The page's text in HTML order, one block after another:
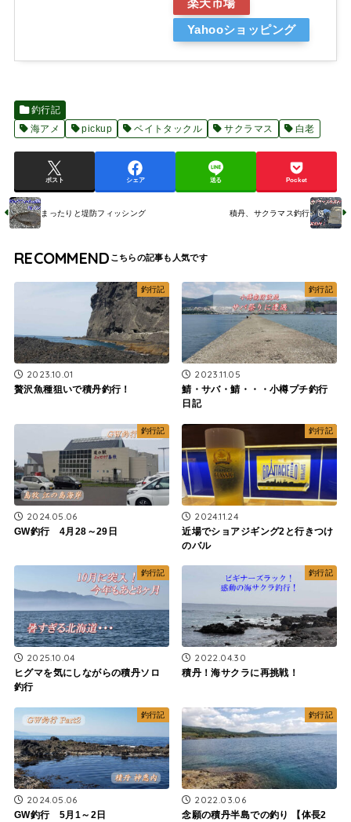
楽天市場
Yahooショッピング
釣行記
海アメ
pickup ベイトタックル サクラマス 白老
ポスト シェア 送る Pocket
まったりと堤防フィッシング 積丹、サクラマス釣行
RECOMMEND
釣行記
2023.10.01
贅沢魚種狙いで積丹釣行！
釣行記
2023.11.05
鯖・サバ・鯖・・・小樽プチ釣行
日記
釣行記
2024.05.06
GW釣行 4月28～29日
釣行記
2024.11.24
近場でショアジギング2と行きつけ
のバル
釣行記
2025.10.04
ヒグマを気にしながらの積丹ソロ
釣行
釣行記
2022.04.30
積丹！海サクラに再挑戦！
釣行記
2024.05.06
GW釣行 5月1～2日
釣行記
2022.03.06
念願の積丹半島での釣り 【体長2